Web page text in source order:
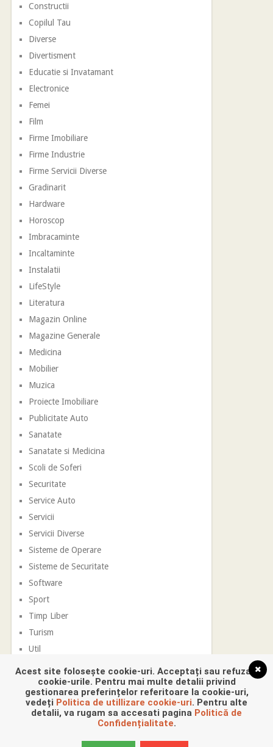
Constructii
Copilul Tau
Diverse
Divertisment
Educatie si Invatamant
Electronice
Femei
Film
Firme Imobiliare
Firme Industrie
Firme Servicii Diverse
Gradinarit
Hardware
Horoscop
Imbracaminte
Incaltaminte
Instalatii
LifeStyle
Literatura
Magazin Online
Magazine Generale
Medicina
Mobilier
Muzica
Proiecte Imobiliare
Publicitate Auto
Sanatate
Sanatate si Medicina
Scoli de Soferi
Securitate
Service Auto
Servicii
Servicii Diverse
Sisteme de Operare
Sisteme de Securitate
Software
Sport
Timp Liber
Turism
Util
Acest site folosește cookie-uri. Acceptați sau refuzați
cookie-urile. Pentru mai multe detalii privind
gestionarea preferințelor referitoare la cookie-uri,
vedeți Politica de utillizare cookie-uri. Pentru alte
detalii, va rugam sa accesati pagina Politică de
Confidențialitate.